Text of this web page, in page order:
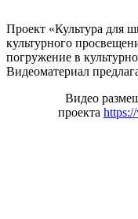
Проект «Культура для
культурного
погружение в
Видеоматериал
Видео
проекта